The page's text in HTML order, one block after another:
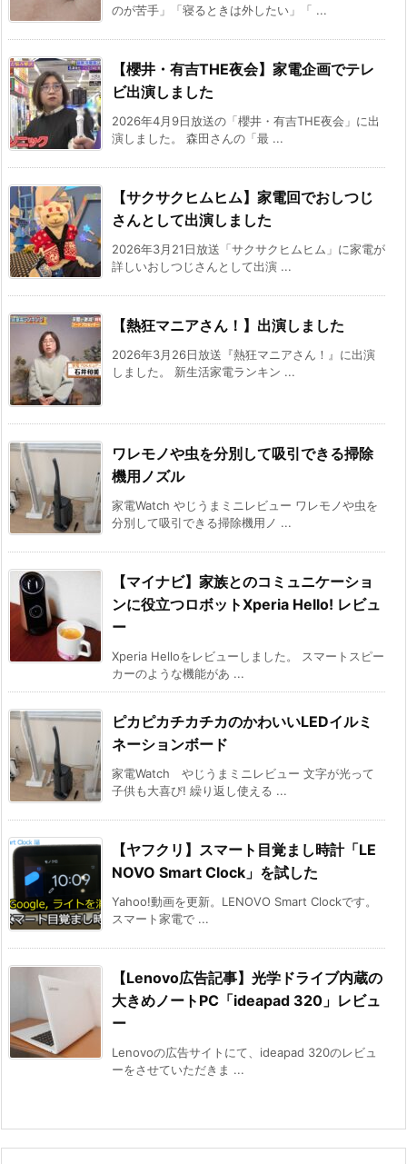
のが苦手」「寝るときは外したい」「 ...
【櫻井・有吉THE夜会】家電企画でテレ
ビ出演しました
2026年4月9日放送の「櫻井・有吉THE夜会」に出
演しました。 森田さんの「最 ...
【サクサクヒムヒム】家電回でおしつじ
さんとして出演しました
2026年3月21日放送「サクサクヒムヒム」に家電が
詳しいおしつじさんとして出演 ...
【熱狂マニアさん！】出演しました
2026年3月26日放送『熱狂マニアさん！』に出演
しました。 新生活家電ランキン ...
ワレモノや虫を分別して吸引できる掃除
機用ノズル
家電Watch やじうまミニレビュー ワレモノや虫を
分別して吸引できる掃除機用ノ ...
【マイナビ】家族とのコミュニケーショ
ンに役立つロボットXperia Hello! レビュ
ー
Xperia Helloをレビューしました。 スマートスピー
カーのような機能があ ...
ピカピカチカチカのかわいいLEDイルミ
ネーションボード
家電Watch やじうまミニレビュー 文字が光って
子供も大喜び! 繰り返し使える ...
【ヤフクリ】スマート目覚まし時計「LE
NOVO Smart Clock」を試した
Yahoo!動画を更新。LENOVO Smart Clockです。
スマート家電で ...
【Lenovo広告記事】光学ドライブ内蔵の
大きめノートPC「ideapad 320」レビュ
ー
Lenovoの広告サイトにて、ideapad 320のレビュ
ーをさせていただきま ...